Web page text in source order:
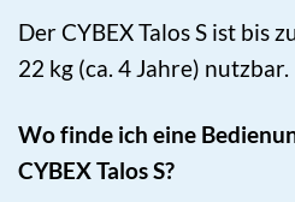
Der CYBEX Talos S ist bis
22 kg (ca. 4 Jahre) nutzbar.
Wo finde ich eine
CYBEX Talos S?